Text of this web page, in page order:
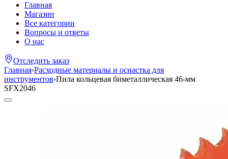
Главная
Магазин
Все категории
Вопросы и ответы
О нас
Отследить заказ
Главная›Расходные материалы и оснастка для
инструментов›Пила кольцевая биметаллическая 46-мм
SFX2046